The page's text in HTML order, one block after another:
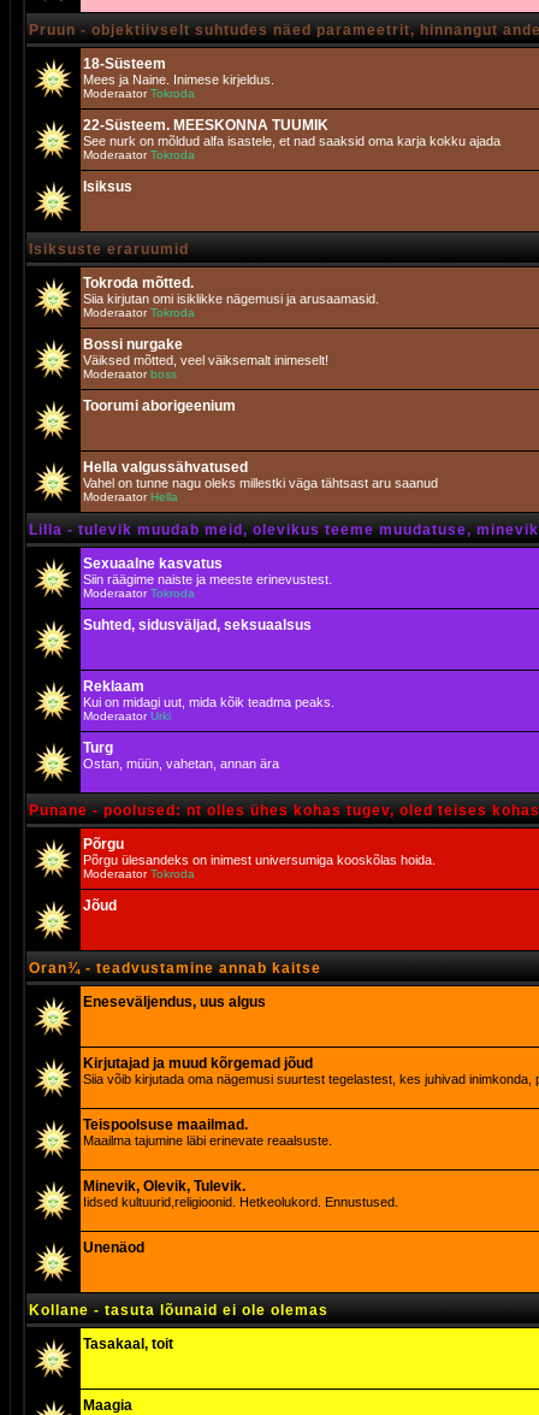
Pruun - objektiivselt suhtudes näed parameetrit, hinnangut
18-Süsteem
Mees ja Naine. Inimese kirjeldus.
ModeraatorTokroda
22-Süsteem. MEESKONNA TUUMIK
See nurk on mõldud alfa isastele, et nad saaksid oma karja kokku ajada
ModeraatorTokroda
Isiksus
Isiksuste eraruumid
Tokroda mõtted.
Siia kirjutan omi isiklikke nägemusi ja arusaamasid.
ModeraatorTokroda
Bossi nurgake
Väiksed mõtted, veel väiksemalt inimeselt!
Moderaatorboss
Toorumi aborigeenium
Hella valgussähvatused
Vahel on tunne nagu oleks millestki väga tähtsast aru saanud
Moderaator Hella
Lilla - tulevik muudab meid, olevikus teeme muudatuse,
Sexuaalne kasvatus
Siin räägime naiste ja meeste erinevustest.
ModeraatorTokroda
Suhted, sidusväljad, seksuaalsus
Reklaam
Kui on midagi uut, mida kõik teadma peaks.
ModeraatorUrki
Turg
Ostan, müün, vahetan, annan ära
Punane - poolused: nt olles ühes kohas tugev, oled teises
Põrgu
Põrgu ülesandeks on inimest universumiga kooskõlas hoida.
ModeraatorTokroda
Jõud
Oran¾ - teadvustamine annab kaitse
Eneseväljendus, uus algus
Kirjutajad ja muud kõrgemad jõud
Siia võib kirjutada oma nägemusi suurtest tegelastest, kes juhivad inimkonda,
Teispoolsuse maailmad.
Maailma tajumine läbi erinevate reaalsuste.
Minevik, Olevik, Tulevik.
Iidsed kultuurid,religioonid. Hetkeolukord. Ennustused.
Unenäod
Kollane - tasuta lõunaid ei ole olemas
Tasakaal, toit
Maagia